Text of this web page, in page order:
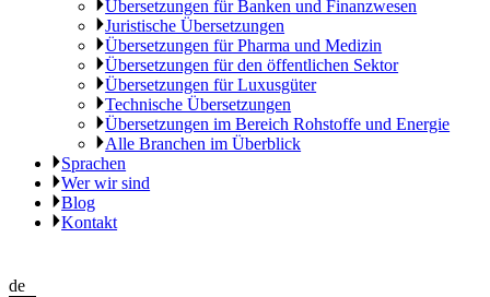
Übersetzungen für Banken und Finanzwesen
Juristische Übersetzungen
Übersetzungen für Pharma und Medizin
Übersetzungen für den öffentlichen Sektor
Übersetzungen für Luxusgüter
Technische Übersetzungen
Übersetzungen im Bereich Rohstoffe und Energie
Alle Branchen im Überblick
Sprachen
Wer wir sind
Blog
Kontakt
de